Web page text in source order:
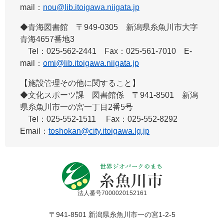
mail： nou@lib.itoigawa.niigata.jp
◆青海図書館 ​〒949-0305 新潟県糸魚川市大字
青海4657番地3
Tel：025-562-2441 Fax：025-561-7010 E-
mail： omi@lib.itoigawa.niigata.jp
【施設管理その他に関すること】
◆文化スポーツ課 図書館係 ​〒941-8501 新潟
県糸魚川市一の宮一丁目2番5号
Tel：025-552-1511 Fax：025-552-8292
Email： toshokan@city.itoigawa.lg.jp
法人番号7000020152161
〒941-8501 新潟県糸魚川市一の宮1-2-5